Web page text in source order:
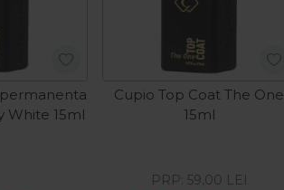
White 15ml
Cupio Top Coat The One
15ml
PRP: 59,00 LEI